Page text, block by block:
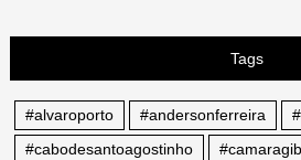
Tags
#alvaroporto #andersonferreira
#cabodesantoagostinho